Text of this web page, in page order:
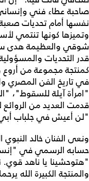
صاحبة عطاء فني
نفسها أمام تحديات
وتميزها كونها تنتمي
شوقي والعظيمة هدى
قدر التحديات
كمنتجة مجموعة من
في تاريخ الفن المصري
"امرأة آيلة للسقوط"،
قدمت العديد من الروائع
"لن أعيش في جلباب
ونعى الفنان خالد
حسابه الرسمي في
"هتوحشينا يا ناهد
والمنتجة الكبيرة الله